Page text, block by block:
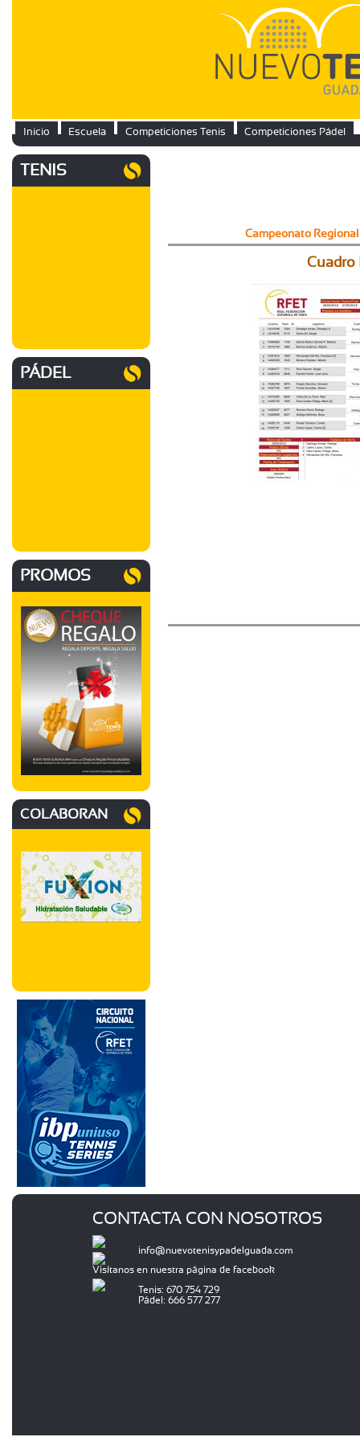
Inicio Escuela Competiciones Tenis Competiciones Pádel
TENIS
PÁDEL
PROMOS
COLABORAN
Campeonato
Cuadro
CONTACTA CON NOSOTROS
info@nuevotenisypadelguada.com
Visítanos en nuestra página de facebook
Tenis: 670 754 729
Pádel: 666 577 277